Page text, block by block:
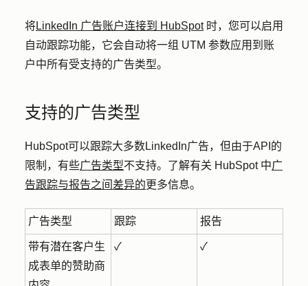
将LinkedIn 广告账户连接到 HubSpot时，您可以启用
自动跟踪功能，它会自动将一组 UTM 参数应用到账
户中所有受支持的广告类型。
支持的广告类型
HubSpot可以跟踪大多数LinkedIn广告，但由于API的
限制，有些广告类型不支持。了解有关 HubSpot 中广
告跟踪与报告之间差异的更多信息。
广告类型 跟踪 报告
带有潜在客户生
成表单的赞助商
✓ ✓